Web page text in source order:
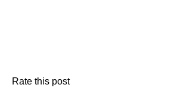
Rate this post